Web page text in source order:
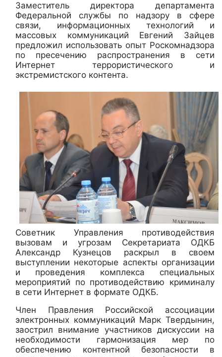
Заместитель директора департамента
Федеральной службы по надзору в сфере
связи, информационных технологий и
массовых коммуникаций Евгений Зайцев
предложил использовать опыт Роскомнадзора
по пресечению распространения в сети
Интернет террористического и
экстремистского контента.
Советник Управления противодействия
вызовам и угрозам Секретариата ОДКБ
Александр Кузнецов раскрыл в своем
выступлении некоторые аспекты организации
и проведения комплекса специальных
мероприятий по противодействию криминалу
в сети Интернет в формате ОДКБ.
Член Правления Российской ассоциации
электронных коммуникаций Марк Твердынин,
заострил внимание участников дискуссии на
необходимости гармонизация мер по
обеспечению контентной безопасности в